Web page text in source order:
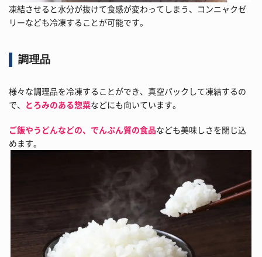
凍結させると水分が抜けて食感が変わってしまう、コンニャクゼ
リーなども冷凍することが可能です。
調理品
様々な調理品を冷凍することができ、真空パックして凍結するの
で、 とろみのある惣菜などにも向いています。
ご飯やうどんなどの、でんぷん質の食品なども美味しさを閉じ込
めます。